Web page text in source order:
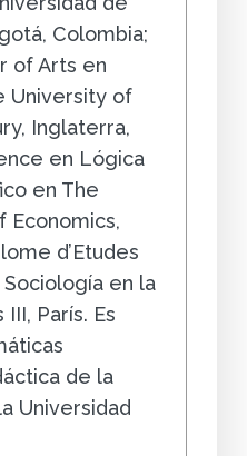
Colombia;
of Arts en
University of
Inglaterra,
en Lógica
en The
Economics,
d’Etudes
en la
París. Es
de la
Universidad